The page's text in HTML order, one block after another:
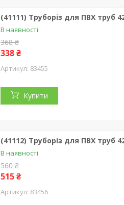
(41111) Труборіз для ПВХ труб
В наявності
368 ₴
338 ₴
83455
Купити
(41112) Труборіз для ПВХ
В наявності
560 ₴
515 ₴
83456